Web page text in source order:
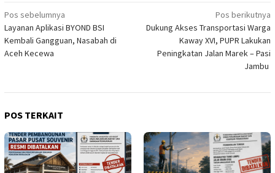
Navigasi
pos
Pos sebelumnya
Layanan Aplikasi BYOND BSI
Kembali Gangguan, Nasabah di
Aceh Kecewa
Pos berikutnya
Dukung Akses Transportasi Warga
Kaway XVI, PUPR Lakukan
Peningkatan Jalan Marek – Pasi
Jambu
POS TERKAIT